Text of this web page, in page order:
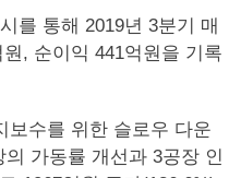
를 통해 2019년 3분기 매
, 순이익 441억원을 기록
보수를 위한 슬로우 다운
가동률 개선과 3공장 인